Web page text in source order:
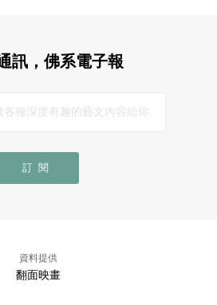
訊，佛系電子報
訂閱
資料提供
翻面映畫